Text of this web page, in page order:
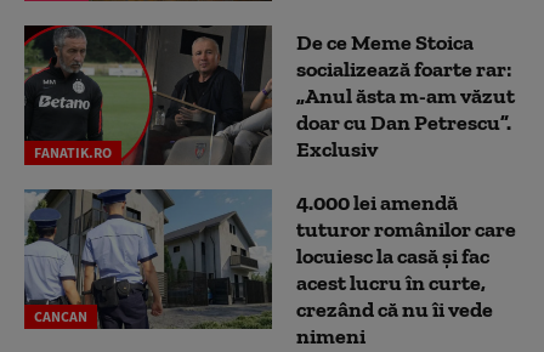
FANATIK.RO
De ce Meme Stoica
socializează foarte rar:
„Anul ăsta m-am văzut
doar cu Dan Petrescu”.
Exclusiv
CANCAN
4.000 lei amendă
tuturor românilor care
locuiesc la casă și fac
acest lucru în curte,
crezând că nu îi vede
nimeni